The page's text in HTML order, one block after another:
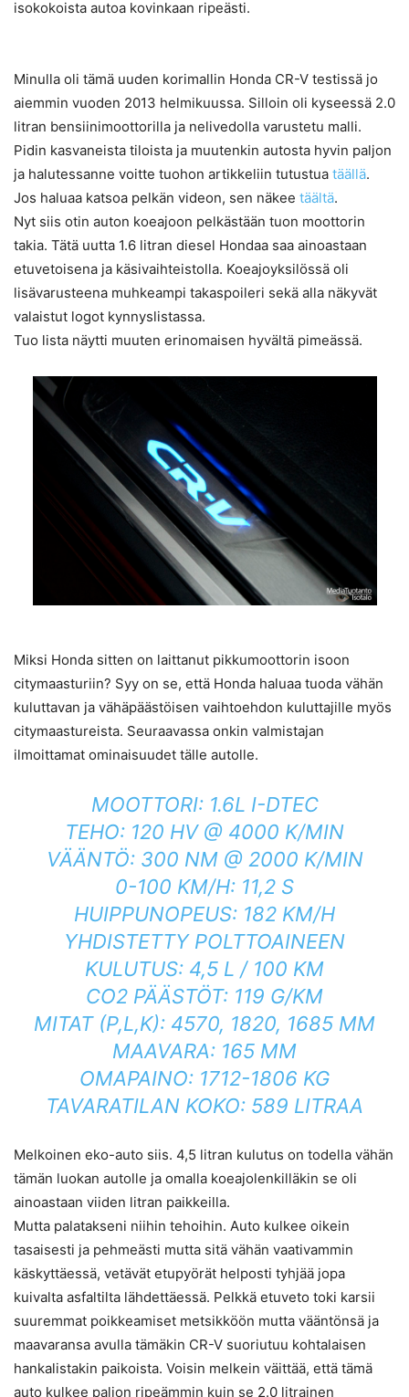
isokokoista autoa kovinkaan ripeästi.
Minulla oli tämä uuden korimallin Honda CR-V testissä jo
aiemmin vuoden 2013 helmikuussa. Silloin oli kyseessä 2.0
litran bensiinimoottorilla ja nelivedolla varustetu malli.
Pidin kasvaneista tiloista ja muutenkin autosta hyvin paljon
ja halutessanne voitte tuohon artikkeliin tutustua täällä.
Jos haluaa katsoa pelkän videon, sen näkee täältä.
Nyt siis otin auton koeajoon pelkästään tuon moottorin
takia. Tätä uutta 1.6 litran diesel Hondaa saa ainoastaan
etuvetoisena ja käsivaihteistolla. Koeajoyksilössä oli
lisävarusteena muhkeampi takaspoileri sekä alla näkyvät
valaistut logot kynnyslistassa.
Tuo lista näytti muuten erinomaisen hyvältä pimeässä.
Miksi Honda sitten on laittanut pikkumoottorin isoon
citymaasturiin? Syy on se, että Honda haluaa tuoda vähän
kuluttavan ja vähäpäästöisen vaihtoehdon kuluttajille myös
citymaastureista. Seuraavassa onkin valmistajan
ilmoittamat ominaisuudet tälle autolle.
MOOTTORI: 1.6L I-DTEC
TEHO: 120 HV @ 4000 K/MIN
VÄÄNTÖ: 300 NM @ 2000 K/MIN
0-100 KM/H: 11,2 S
HUIPPUNOPEUS: 182 KM/H
YHDISTETTY POLTTOAINEEN
KULUTUS: 4,5 L / 100 KM
CO2 PÄÄSTÖT: 119 G/KM
MITAT (P,L,K): 4570, 1820, 1685 MM
MAAVARA: 165 MM
OMAPAINO: 1712-1806 KG
TAVARATILAN KOKO: 589 LITRAA
Melkoinen eko-auto siis. 4,5 litran kulutus on todella vähän
tämän luokan autolle ja omalla koeajolenkilläkin se oli
ainoastaan viiden litran paikkeilla.
Mutta palatakseni niihin tehoihin. Auto kulkee oikein
tasaisesti ja pehmeästi mutta sitä vähän vaativammin
käskyttäessä, vetävät etupyörät helposti tyhjää jopa
kuivalta asfaltilta lähdettäessä. Pelkkä etuveto toki karsii
suuremmat poikkeamiset metsikköön mutta vääntönsä ja
maavaransa avulla tämäkin CR-V suoriutuu kohtalaisen
hankalistakin paikoista. Voisin melkein väittää, että tämä
auto kulkee paljon ripeämmin kuin se 2.0 litrainen